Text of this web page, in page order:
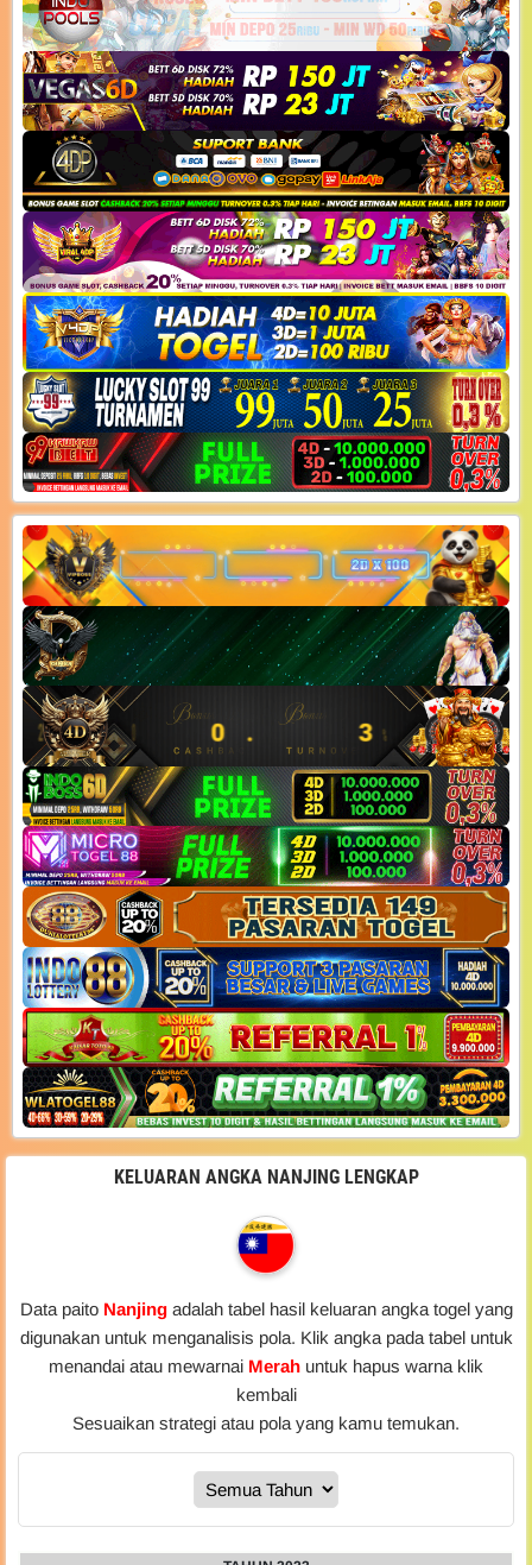
KELUARAN ANGKA NANJING LENGKAP
Data paito Nanjing adalah tabel hasil keluaran angka togel yang
digunakan untuk menganalisis pola. Klik angka pada tabel untuk
menandai atau mewarnai Merah untuk hapus warna klik
kembali
Sesuaikan strategi atau pola yang kamu temukan.